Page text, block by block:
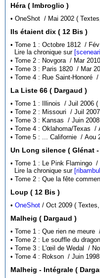
Héra ( Imbroglio )
• OneShot
Ils étaient dix ( 12 Bis )
Lire la chronique sur
La Liste 66 ( Dargaud )
Lire la chronique sur
Loup ( 12 Bis )
•OneShot / Oct
Malheig ( Dargaud )
Malheig - Intégrale (